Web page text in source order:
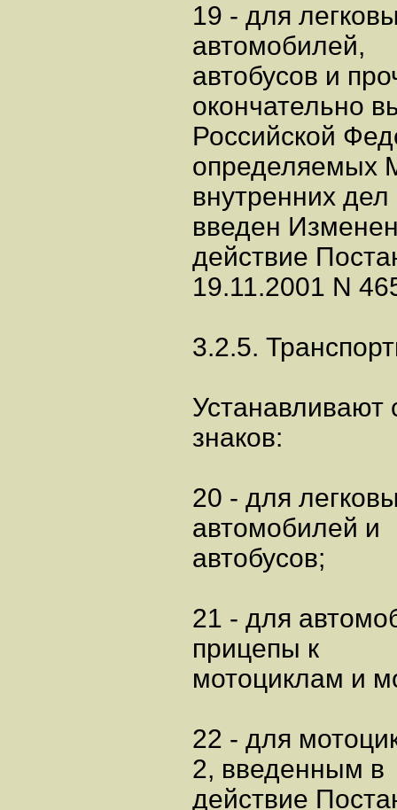
19 - для
автомобилей,
автобусов и
окончательно
Российской
определяемых
внутренних
введен
действие
19.11.2001 N
3.2.5.
знаков:
20 - для
автомобилей и
автобусов;
21 - для
прицепы к
мотоциклам и
22 - для
2, введенным в
действие